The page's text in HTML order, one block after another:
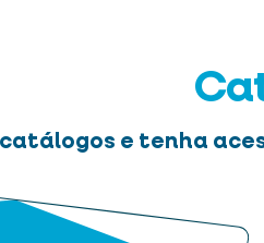
catálogos e tenha